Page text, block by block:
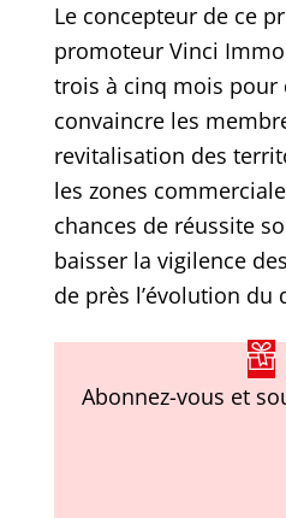
Le concepteur de ce
promoteur Vinci
trois à cinq mois pour
convaincre les
revitalisation des
les zones
chances de réussite
baisser la vigilence
de près l’évolution du
Abonnez-vous et